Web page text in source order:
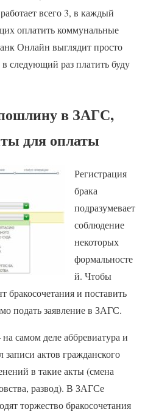
всего 3, в каждый
оплатить коммунальные
Онлайн выглядит просто
следующий раз платить буду
в ЗАГС,
для оплаты
Регистрация
брака
подразумевает
соблюдение
некоторых
формальносте
й. Чтобы
бракосочетания и поставить
подать заявление в ЗАГС.
самом деле аббревиатура и
актов гражданского
в такие акты (смена
развод). В ЗАГСе
торжество бракосочетания